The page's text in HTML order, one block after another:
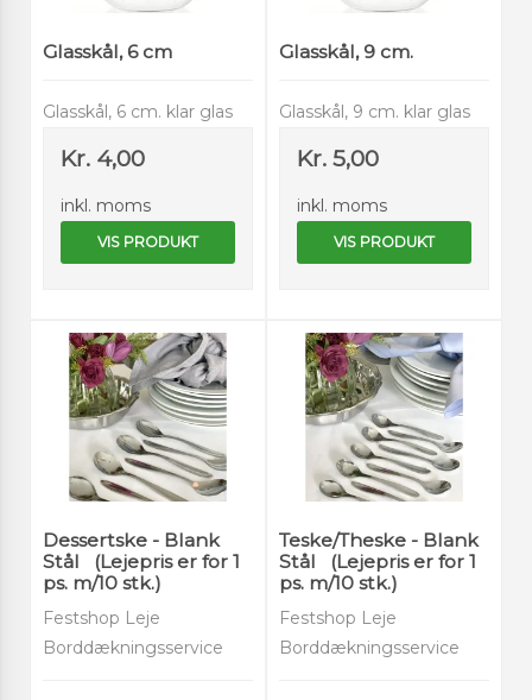
Glasskål, 6 cm
Glasskål, 6 cm. klar glas
Kr. 4,00
inkl. moms
VIS PRODUKT
Glasskål, 9 cm.
Glasskål, 9 cm. klar glas
Kr. 5,00
inkl. moms
VIS PRODUKT
Dessertske - Blank
Stål (Lejepris er for 1
ps. m/10 stk.)
Festshop Leje
Borddækningsservice
Teske/Theske - Blank
Stål (Lejepris er for 1
ps. m/10 stk.)
Festshop Leje
Borddækningsservice